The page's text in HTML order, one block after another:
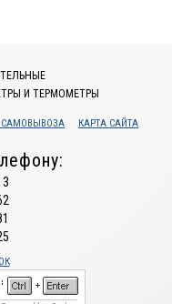
И ТЕРМОМЕТРЫ
САМОВЫВОЗА КАРТА САЙТА